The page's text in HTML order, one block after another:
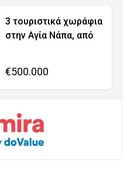
3 τουριστικά χωράφια
στην Αγία Νάπα, από
€500.000